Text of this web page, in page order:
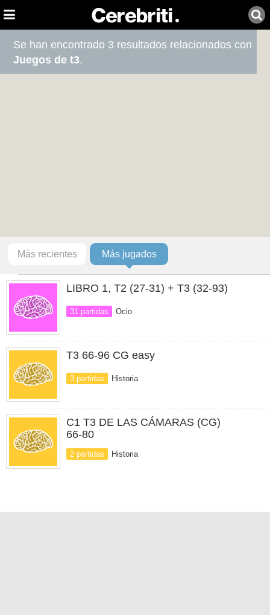
Se han encontrado 3 resultados relacionados con
Juegos de t3.
Más recientes Más jugados
LIBRO 1, T2 (27-31) + T3 (32-93)
31 partidas Ocio
T3 66-96 CG easy
3 partidas Historia
C1 T3 DE LAS CÁMARAS (CG)
66-80
2 partidas Historia